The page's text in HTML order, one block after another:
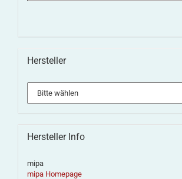
Hersteller
Hersteller Info
mipa
mipa Homepage